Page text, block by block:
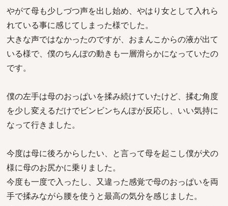
やがて母も少しづつ声を出し始め、やはり女として入れら
れている事に感じてしまった様でした。
大きな声ではなかったのですが、おまんこからの液が出て
いる様で、僕のちんぽの動きも一層滑らかになっていたの
です。
僕の左手は母のおっぱいを揉み続けていたけど、揉む角度
を少し変えるだけでビンビンちんぽが反応し、いい気持に
なって行きました。
今度は母に後ろからしたい、と言って母を起こし僕が犬の
様に母のお尻かに乗りました。
今度も一度で入ったし、又違った感覚で母のおっぱいを両
手で揉みながら腰を使うと最高の気分を感じました。